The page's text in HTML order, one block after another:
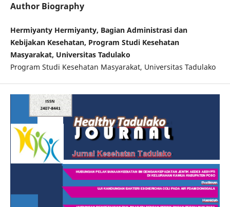
Author Biography
Hermiyanty Hermiyanty, Bagian Administrasi dan
Kebijakan Kesehatan, Program Studi Kesehatan
Masyarakat, Universitas Tadulako
Program Studi Kesehatan Masyarakat, Universitas Tadulako